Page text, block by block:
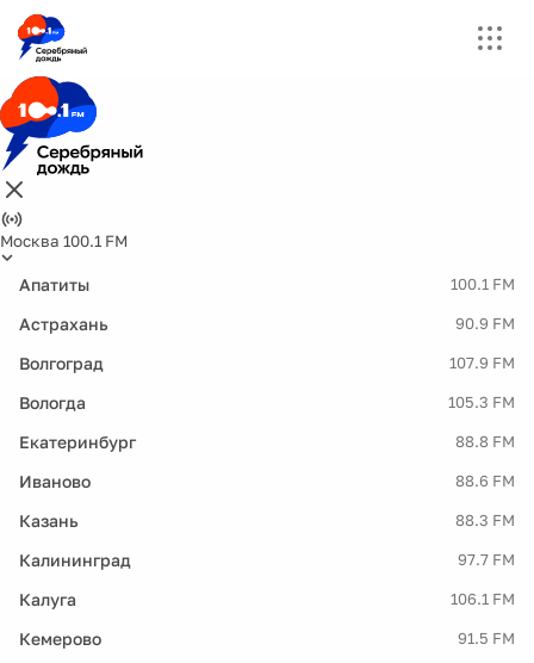
Москва 100.1 FM
Апатиты 100.1 FM
Астрахань 90.9 FM
Волгоград 107.9 FM
Вологда 105.3 FM
Екатеринбург 88.8 FM
Иваново 88.6 FM
Казань 88.3 FM
Калининград 97.7 FM
Калуга 106.1 FM
Кемерово 91.5 FM